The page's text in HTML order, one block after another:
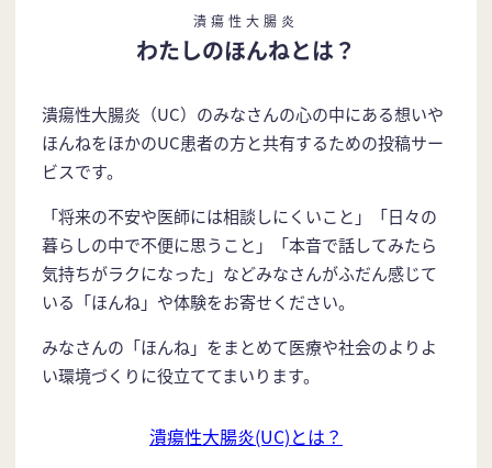
潰瘍性大腸炎
わたしのほんねとは？
潰瘍性大腸炎（UC）のみなさんの心の中にある想いや
ほんねをほかのUC患者の方と共有するための投稿サー
ビスです。
「将来の不安や医師には相談しにくいこと」「日々の
暮らしの中で不便に思うこと」「本音で話してみたら
気持ちがラクになった」などみなさんがふだん感じて
いる「ほんね」や体験をお寄せください。
みなさんの「ほんね」をまとめて医療や社会のよりよ
い環境づくりに役立ててまいります。
潰瘍性大腸炎(UC)とは？